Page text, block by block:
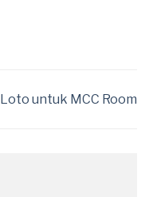
Loto untuk MCC Room